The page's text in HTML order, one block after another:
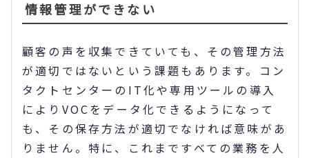
情報管理ができない
顧客の声を収集できていても、その管理方法
が適切ではないという課題もあります。コン
タクトセンターのIT化や専用ツールの導入
によりVOCをデータ化できるようになって
も、その保存方法が適切でなければ意味があ
りません。特に、これまですべての業務を人